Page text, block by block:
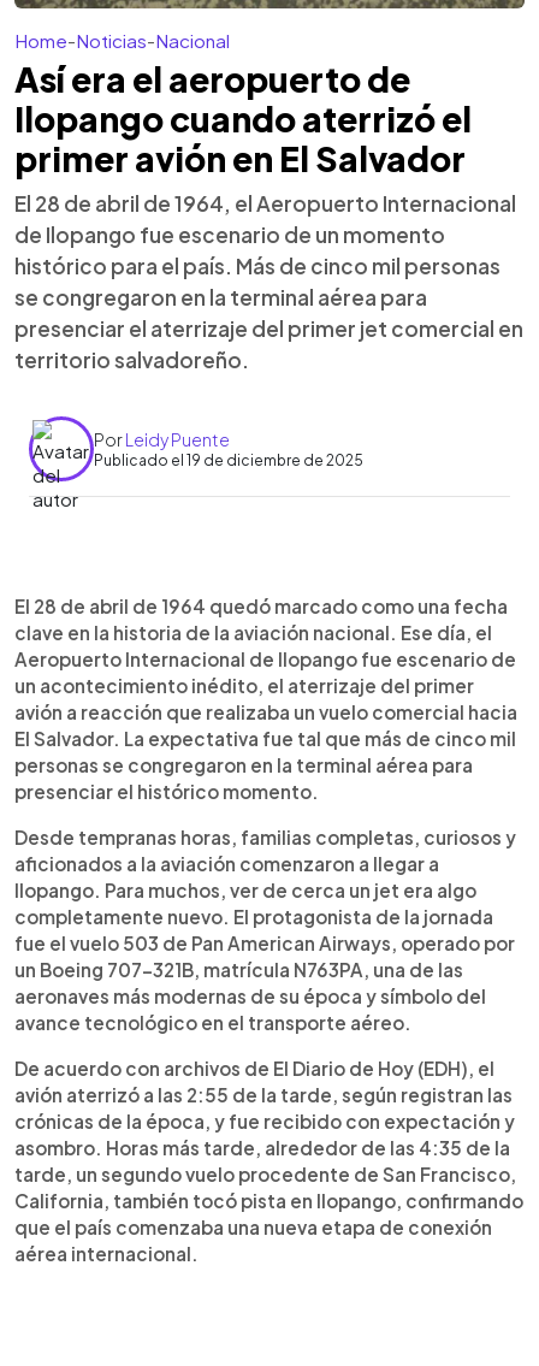
Home-Noticias-Nacional
Así era el aeropuerto de
Ilopango cuando aterrizó el
primer avión en El Salvador
El 28 de abril de 1964, el Aeropuerto Internacional
de Ilopango fue escenario de un momento
histórico para el país. Más de cinco mil personas
se congregaron en la terminal aérea para
presenciar el aterrizaje del primer jet comercial en
territorio salvadoreño.
PorLeidy Puente
Publicado el 19 de diciembre de 2025
► Escuchar artículo
El 28 de abril de 1964, más de cinco mil personas
llegaron al Aeropuerto Internacional de Ilopango
para presenciar un acontecimiento sin
precedentes: el aterrizaje del primer avión a
reacción en El Salvador. El vuelo 503 de Pan
American Airways, operado por un Boeing 707-
321B, procedente de Estados Unidos, tocó pista
ante la mirada de familias completas y curiosos.
Horas más tarde, un segundo vuelo proveniente
de San Francisco confirmó la apertura del país a la
aviación internacional. En esa época, Ilopango era
la principal terminal aérea y símbolo del progreso
nacional.
El 28 de abril de 1964 quedó marcado como una fecha
clave en la historia de la aviación nacional. Ese día, el
Aeropuerto Internacional de Ilopango fue escenario de
un acontecimiento inédito, el aterrizaje del primer
avión a reacción que realizaba un vuelo comercial hacia
El Salvador. La expectativa fue tal que más de cinco mil
personas se congregaron en la terminal aérea para
presenciar el histórico momento.
Desde tempranas horas, familias completas, curiosos y
aficionados a la aviación comenzaron a llegar a
Ilopango. Para muchos, ver de cerca un jet era algo
completamente nuevo. El protagonista de la jornada
fue el vuelo 503 de Pan American Airways, operado por
un Boeing 707-321B, matrícula N763PA, una de las
aeronaves más modernas de su época y símbolo del
avance tecnológico en el transporte aéreo.
De acuerdo con archivos de El Diario de Hoy (EDH), el
avión aterrizó a las 2:55 de la tarde, según registran las
crónicas de la época, y fue recibido con expectación y
asombro. Horas más tarde, alrededor de las 4:35 de la
tarde, un segundo vuelo procedente de San Francisco,
California, también tocó pista en Ilopango, confirmando
que el país comenzaba una nueva etapa de conexión
aérea internacional.